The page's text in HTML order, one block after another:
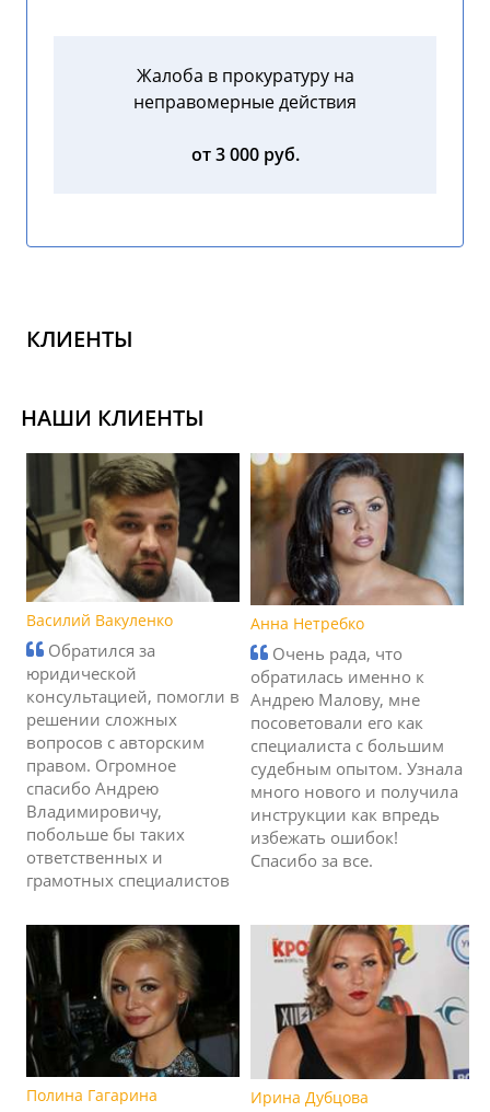
Жалоба в прокуратуру на
неправомерные действия
от 3 000 руб.
КЛИЕНТЫ
НАШИ КЛИЕНТЫ
Василий Вакуленко
Обратился за
юридической
консультацией, помогли в
решении сложных
вопросов с авторским
правом. Огромное
спасибо Андрею
Владимировичу,
побольше бы таких
ответственных и
грамотных специалистов
Анна Нетребко
Очень рада, что
обратилась именно к
Андрею Малову, мне
посоветовали его как
специалиста с большим
судебным опытом. Узнала
много нового и получила
инструкции как впредь
избежать ошибок!
Спасибо за все.
Полина Гагарина Ирина Дубцова